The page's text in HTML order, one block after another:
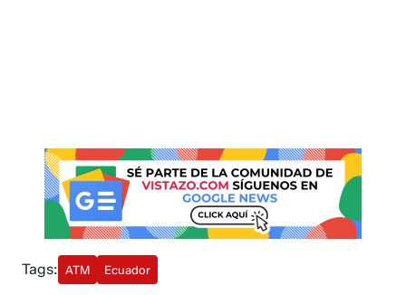
Tags: ATM Ecuador